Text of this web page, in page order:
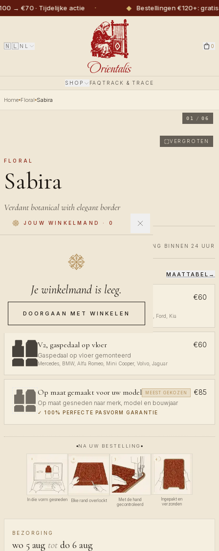
→ €70 · Tijdelijke actie · Bestellingen €120+: gratis
🇳🇱 NL 0
SHOP FAQTRACK & TRACE
JOUW WINKELMAND · 0
Je winkelmand is leeg.
DOORGAAN MET WINKELEN
Home Floral Sabira
VERGROTEN
01 / 06
FLORAL
Sabira
Verdant botanical with elegant border
VERZENDING BINNEN 24 UUR
MAATTABEL →
V1, gaspedaal aan plafond €60
Volkswagen, Audi, Toyota, Opel, Peugeot, Renault, Ford, Kia
V2, gaspedaal op vloer €60
Gaspedaal op vloer gemonteerd
Mercedes, BMW, Alfa Romeo, Mini Cooper, Volvo, Jaguar
Op maat gemaakt voor uw model MEEST GEKOZEN €85
Op maat gesneden naar merk, model en bouwjaar
✓ 100% PERFECTE PASVORM GARANTIE
NA UW BESTELLING
1
In die vorm gesneden
2
Elke rand overlockt
3
Met de hand
gecontroleerd
4
Ingepakt en
verzonden
BEZORGING
wo 5 aug tot do 6 aug